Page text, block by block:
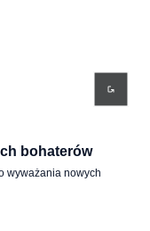
bohaterów
wyważania nowych